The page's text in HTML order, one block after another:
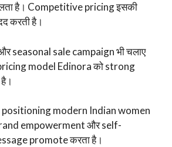
है। Competitive pricing इसकी
करती है।
seasonal sale campaign भी चलाए
model Edinora को strong
positioning modern Indian women
empowerment और self-
promote करता है।